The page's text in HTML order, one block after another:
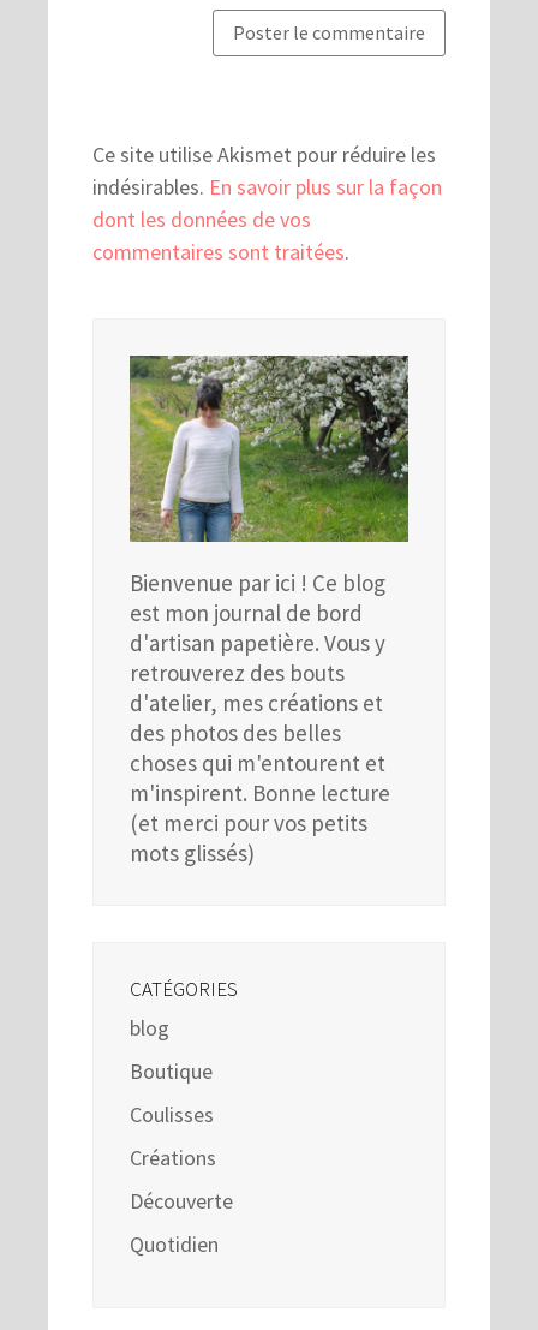
Ce site utilise Akismet pour réduire les
indésirables. En savoir plus sur la façon
dont les données de vos
commentaires sont traitées.
Bienvenue par ici ! Ce blog
est mon journal de bord
d'artisan papetière. Vous y
retrouverez des bouts
d'atelier, mes créations et
des photos des belles
choses qui m'entourent et
m'inspirent. Bonne lecture
(et merci pour vos petits
mots glissés)
CATÉGORIES
blog
Boutique
Coulisses
Créations
Découverte
Quotidien